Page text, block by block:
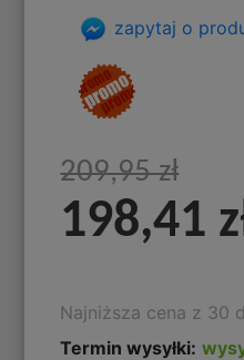
zapytaj o
209,95 zł
198,41
Najniższa cena z 30
Termin wysyłki: